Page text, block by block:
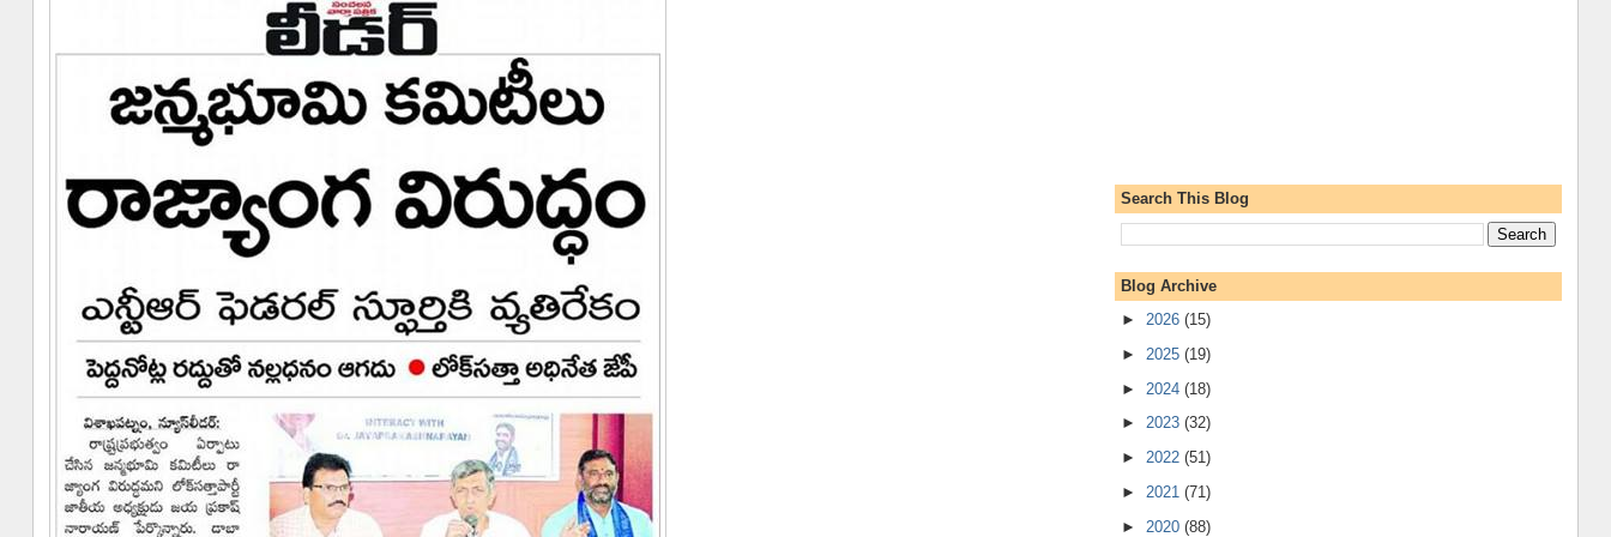
Search This Blog
Blog Archive
► 2026 (15)
► 2025 (19)
► 2024 (18)
► 2023 (32)
► 2022 (51)
► 2021 (71)
► 2020 (88)